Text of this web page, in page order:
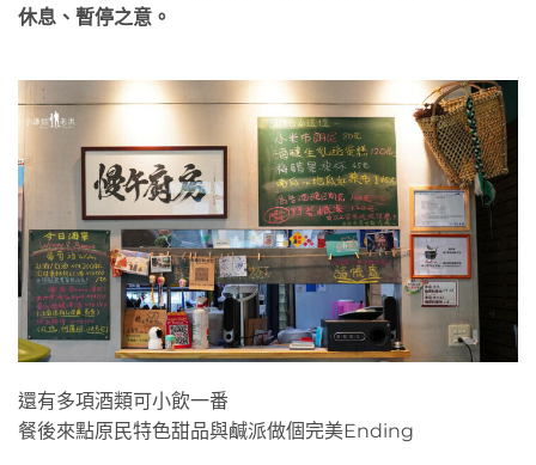
休息、暫停之意。
還有多項酒類可小飲一番
餐後來點原民特色甜品與鹹派做個完美Ending